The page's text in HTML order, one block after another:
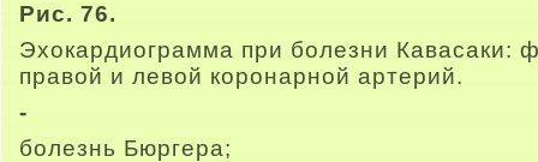
Рис. 76.
Эхокардиограмма при болезни Кавасаки:
правой и левой коронарной артерий.
-
болезнь Бюргера;